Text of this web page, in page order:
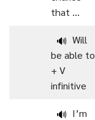
that …
🔊 Will
be able to
+ V
infinitive
🔊 I’m